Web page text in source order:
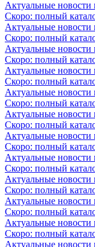
Актуальные новости
Скоро: полный
Актуальные новости
Скоро: полный
Актуальные новости
Скоро: полный
Актуальные новости
Скоро: полный
Актуальные новости
Скоро: полный
Актуальные новости
Скоро: полный
Актуальные новости
Скоро: полный
Актуальные новости
Скоро: полный
Актуальные новости
Скоро: полный
Актуальные новости
Скоро: полный
Актуальные новости
Скоро: полный
Актуальные новости